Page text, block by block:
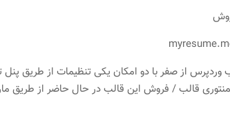
وردپرس از صفر با دو امکان یکی تنظیمات از طریق
قالب / فروش این قالب در حال حاضر از طریق